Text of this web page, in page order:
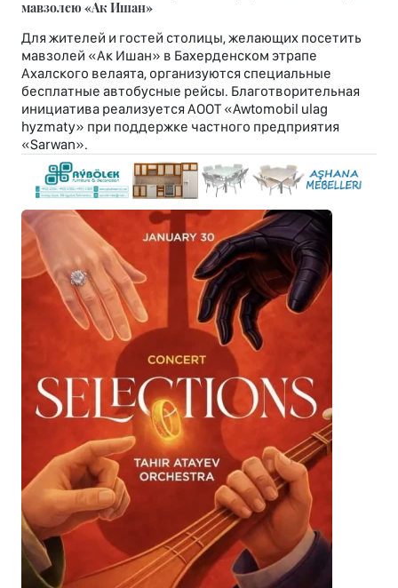
мавзолею «Ак Ишан»
Для жителей и гостей столицы, желающих посетить
мавзолей «Ак Ишан» в Бахерденском этрапе
Ахалского велаята, организуются специальные
бесплатные автобусные рейсы. Благотворительная
инициатива реализуется АООТ «Awtomobil ulag
hyzmaty» при поддержке частного предприятия
«Sarwan».